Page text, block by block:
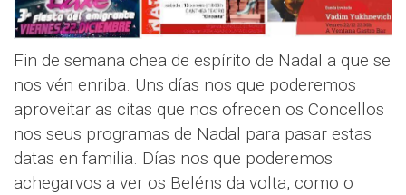
Fin de semana chea de espírito de Nadal a que se
nos vén enriba. Uns días nos que poderemos
aproveitar as citas que nos ofrecen os Concellos
nos seus programas de Nadal para pasar estas
datas en familia. Días nos que poderemos
achegarvos a ver os Beléns da volta, como o